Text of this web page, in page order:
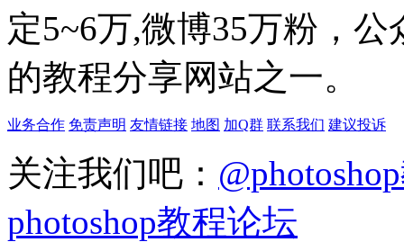
定5~6万,微博35万粉，
的教程分享网站之一。
业务合作 免责声明 友情链接 地图 加Q群 联系我们 建议投诉
关注我们吧：
photoshop教程论坛